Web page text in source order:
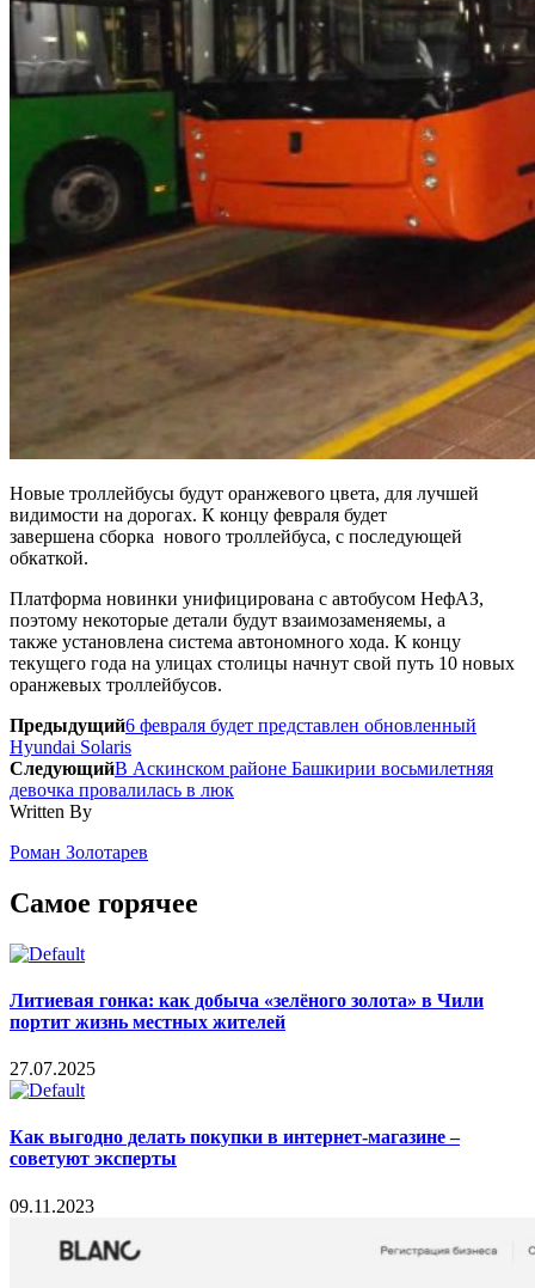
Новые троллейбусы будут оранжевого цвета, для лучшей
видимости на дорогах. К концу февраля будет
завершена сборка нового троллейбуса, с последующей
обкаткой.
Платформа новинки унифицирована с автобусом НефАЗ,
поэтому некоторые детали будут взаимозаменяемы, а
также установлена система автономного хода. К концу
текущего года на улицах столицы начнут свой путь 10 новых
оранжевых троллейбусов.
Предыдущий6 февраля будет представлен обновленный
Hyundai Solaris
СледующийВ Аскинском районе Башкирии восьмилетняя
девочка провалилась в люк
Written By
Роман Золотарев
Самое горячее
Литиевая гонка: как добыча «зелёного золота» в Чили
портит жизнь местных жителей
27.07.2025
Как выгодно делать покупки в интернет-магазине –
советуют эксперты
09.11.2023